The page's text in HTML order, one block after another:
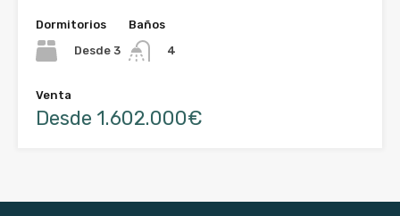
Dormitorios
Desde 3
Baños
4
Venta
Desde 1.602.000€